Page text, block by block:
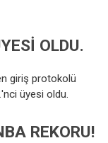
OLDU.
giriş protokolü
üyesi oldu.
REKORU!